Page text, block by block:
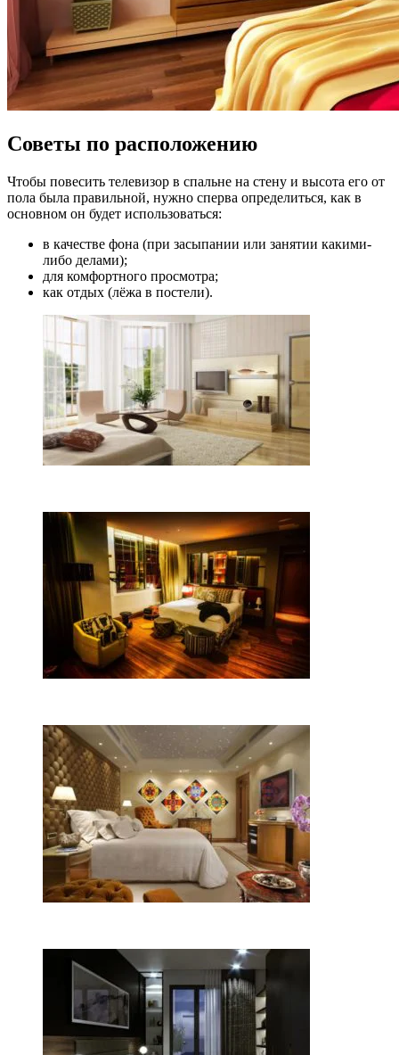
Советы по расположению
Чтобы повесить телевизор в спальне на стену и высота его от
пола была правильной, нужно сперва определиться, как в
основном он будет использоваться:
в качестве фона (при засыпании или занятии какими-
либо делами);
для комфортного просмотра;
как отдых (лёжа в постели).